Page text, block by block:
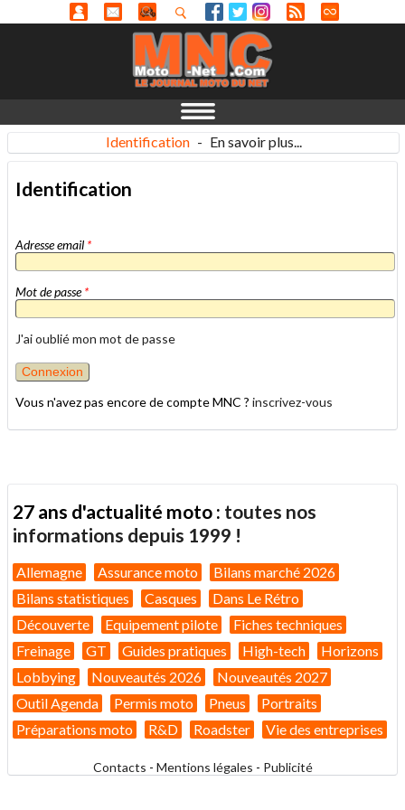
Identification - En savoir plus...
Identification
Adresse email *
Mot de passe*
J'ai oublié mon mot de passe
Vous n'avez pas encore de compte MNC ? inscrivez-vous
27 ans d'actualité moto : toutes nos
informations depuis 1999 !
Allemagne Assurance moto
Bilans marché 2026
Bilans statistiques
Casques
Dans Le Rétro
Découverte
Equipement pilote
Fiches techniques
Freinage
GT Guides pratiques High-tech
Horizons
Lobbying
Nouveautés 2026
Nouveautés 2027
Outil Agenda
Permis moto Pneus
Portraits
Préparations moto
R&D Roadster Vie des entreprises
Contacts - Mentions légales - Publicité